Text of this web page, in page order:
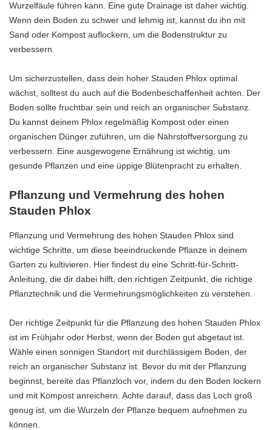
Wurzelfäule führen kann. Eine gute Drainage ist daher wichtig.
Wenn dein Boden zu schwer und lehmig ist, kannst du ihn mit
Sand oder Kompost auflockern, um die Bodenstruktur zu
verbessern.
Um sicherzustellen, dass dein hoher Stauden Phlox optimal
wächst, solltest du auch auf die Bodenbeschaffenheit achten. Der
Boden sollte fruchtbar sein und reich an organischer Substanz.
Du kannst deinem Phlox regelmäßig Kompost oder einen
organischen Dünger zuführen, um die Nährstoffversorgung zu
verbessern. Eine ausgewogene Ernährung ist wichtig, um
gesunde Pflanzen und eine üppige Blütenpracht zu erhalten.
Pflanzung und Vermehrung des hohen
Stauden Phlox
Pflanzung und Vermehrung des hohen Stauden Phlox sind
wichtige Schritte, um diese beeindruckende Pflanze in deinem
Garten zu kultivieren. Hier findest du eine Schritt-für-Schritt-
Anleitung, die dir dabei hilft, den richtigen Zeitpunkt, die richtige
Pflanztechnik und die Vermehrungsmöglichkeiten zu verstehen.
Der richtige Zeitpunkt für die Pflanzung des hohen Stauden Phlox
ist im Frühjahr oder Herbst, wenn der Boden gut abgetaut ist.
Wähle einen sonnigen Standort mit durchlässigem Boden, der
reich an organischer Substanz ist. Bevor du mit der Pflanzung
beginnst, bereite das Pflanzloch vor, indem du den Boden lockern
und mit Kompost anreichern. Achte darauf, dass das Loch groß
genug ist, um die Wurzeln der Pflanze bequem aufnehmen zu
können.